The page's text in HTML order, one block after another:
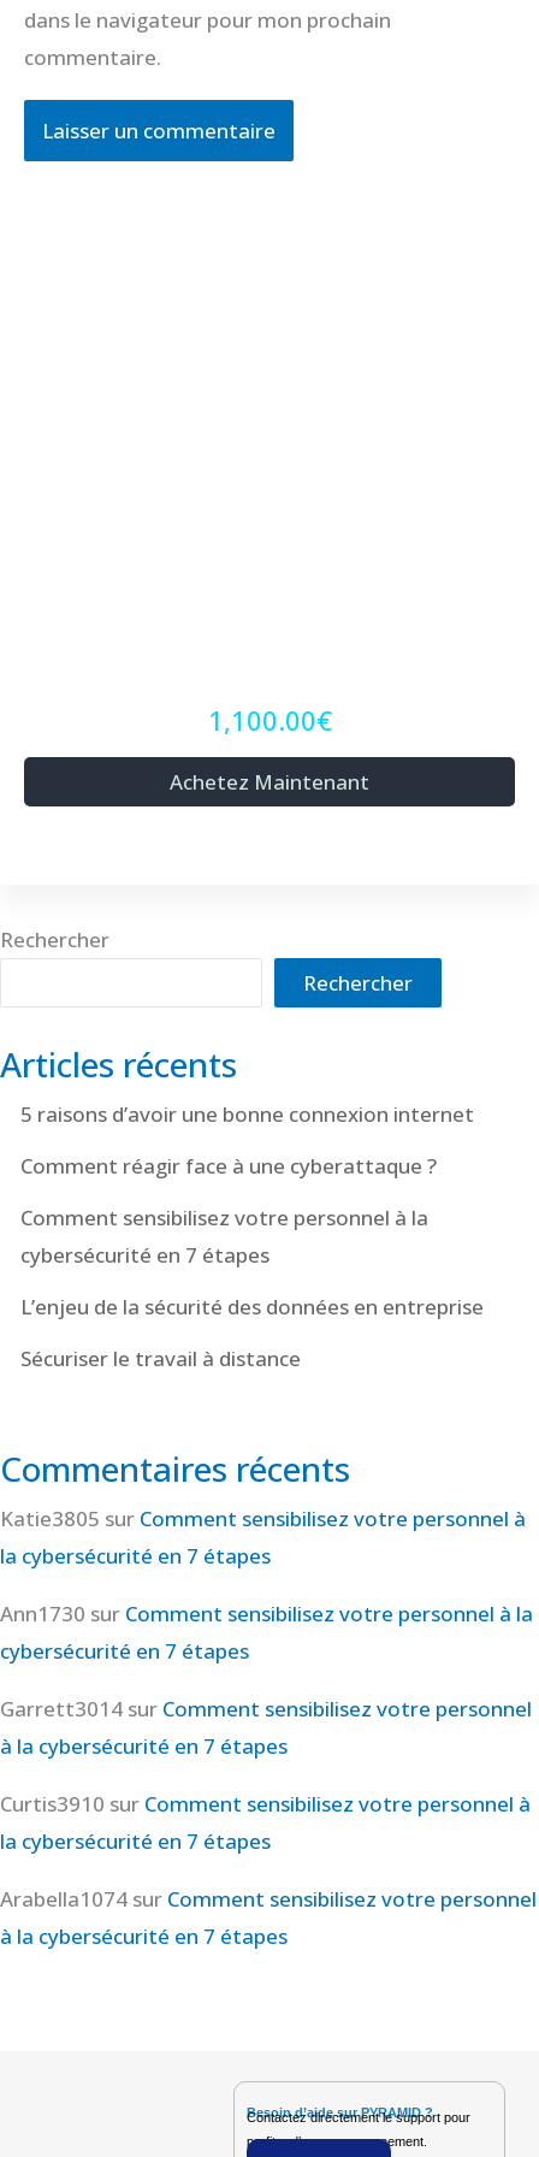
dans le navigateur pour mon prochain
commentaire.
1,100.00€
Achetez Maintenant
Rechercher
Rechercher
Articles récents
5 raisons d’avoir une bonne connexion internet
Comment réagir face à une cyberattaque ?
Comment sensibilisez votre personnel à la
cybersécurité en 7 étapes
L’enjeu de la sécurité des données en entreprise
Sécuriser le travail à distance
Commentaires récents
Katie3805 sur Comment sensibilisez votre personnel à
la cybersécurité en 7 étapes
Ann1730 sur Comment sensibilisez votre personnel à la
cybersécurité en 7 étapes
Garrett3014 sur Comment sensibilisez votre personnel
à la cybersécurité en 7 étapes
Curtis3910 sur Comment sensibilisez votre personnel à
la cybersécurité en 7 étapes
Arabella1074 sur Comment sensibilisez votre personnel
à la cybersécurité en 7 étapes
Besoin d’aide sur PYRAMID ?
Contactez directement le support pour
profiter d’un accompagnement.